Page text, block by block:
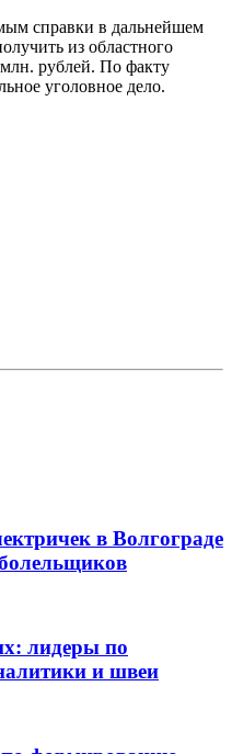
справки в дальнейшем
из областного
рублей. По факту
уголовное дело.
в Волгограде
лидеры по
и швеи